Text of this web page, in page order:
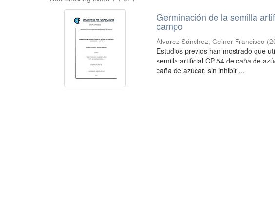
Germinación de la semilla
campo
Álvarez Sánchez, Geiner Francisco (
Estudios previos han mostrado que
semilla artificial CP-54 de caña de
caña de azúcar, sin inhibir ...